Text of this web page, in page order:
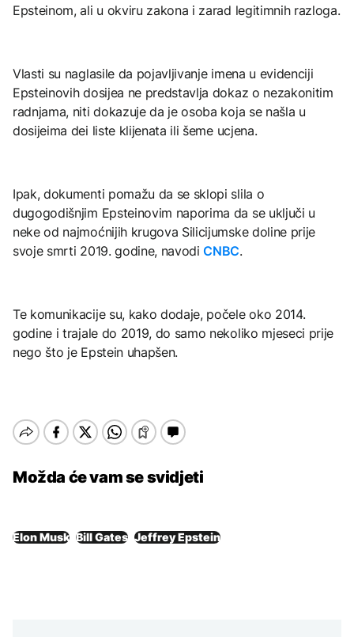
Epsteinom, ali u okviru zakona i zarad legitimnih razloga.
Vlasti su naglasile da pojavljivanje imena u evidenciji
Epsteinovih dosijea ne predstavlja dokaz o nezakonitim
radnjama, niti dokazuje da je osoba koja se našla u
dosijeima dei liste klijenata ili šeme ucjena.
Ipak, dokumenti pomažu da se sklopi slila o
dugogodišnjim Epsteinovim naporima da se uključi u
neke od najmoćnijih krugova Silicijumske doline prije
svoje smrti 2019. godine, navodiCNBC.
Te komunikacije su, kako dodaje, počele oko 2014.
godine i trajale do 2019, do samo nekoliko mjeseci prije
nego što je Epstein uhapšen.
Možda će vam se svidjeti
Elon Musk Bill Gates Jeffrey Epstein